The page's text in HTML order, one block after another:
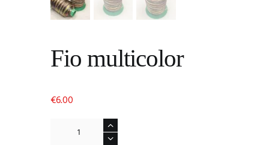
Fio multicolor
€6.00
Quantidade